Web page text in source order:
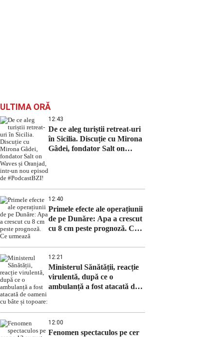
ULTIMA ORĂ
12:43
De ce aleg turiștii retreat-uri
în Sicilia. Discuție cu Mirona
Gâdei, fondator Salt on
12:40
Primele efecte ale operațiunii
de pe Dunăre: Apa a crescut
cu 8 cm peste prognoză. Ce
12:21
Ministerul Sănătății, reacție
virulentă, după ce o
ambulanță a fost atacată de
12:00
Fenomen spectaculos pe cer